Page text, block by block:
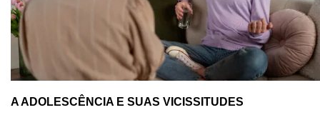
A ADOLESCÊNCIA E SUAS VICISSITUDES